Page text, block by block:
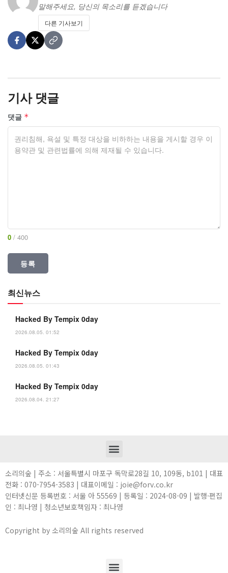
말해주세요, 당신의 목소리를 듣겠습니다
다른 기사보기
기사 댓글
댓글 *
0 / 400
최신뉴스
Hacked By Tempix 0day
2026.08.05. 01:52
Hacked By Tempix 0day
2026.08.05. 01:43
Hacked By Tempix 0day
2026.08.04. 21:27
소리의숲 | 주소 : 서울특별시 마포구 독막로28길 10, 109동, b101 | 대표
전화 : 070-7954-3583 | 대표이메일 : joie@forv.co.kr
인터넷신문 등록번호 : 서울 아 55569 | 등록일 : 2024-08-09 | 발행·편집
인 : 최나영 | 청소년보호책임자 : 최나영
Copyright by 소리의숲 All rights reserved